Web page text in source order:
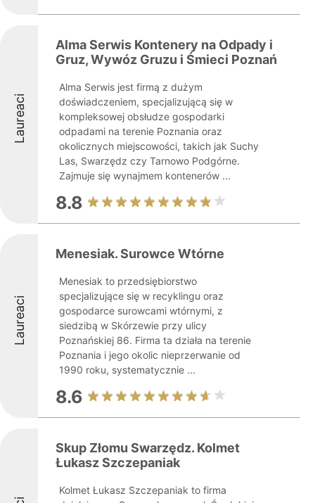
Laureaci
Alma Serwis Kontenery na Odpady i
Gruz, Wywóz Gruzu i Śmieci Poznań
Alma Serwis jest firmą z dużym
doświadczeniem, specjalizującą się w
kompleksowej obsłudze gospodarki
odpadami na terenie Poznania oraz
okolicznych miejscowości, takich jak Suchy
Las, Swarzędz czy Tarnowo Podgórne.
Zajmuje się wynajmem kontenerów ...
8.8
Laureaci
Menesiak. Surowce Wtórne
Menesiak to przedsiębiorstwo
specjalizujące się w recyklingu oraz
gospodarce surowcami wtórnymi, z
siedzibą w Skórzewie przy ulicy
Poznańskiej 86. Firma ta działa na terenie
Poznania i jego okolic nieprzerwanie od
1990 roku, systematycznie ...
8.6
Skup Złomu Swarzędz. Kolmet
Łukasz Szczepaniak
Kolmet Łukasz Szczepaniak to firma